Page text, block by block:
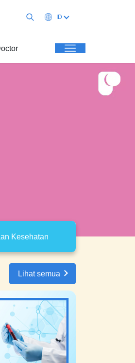
ID
Kesehatan
Lihat semua